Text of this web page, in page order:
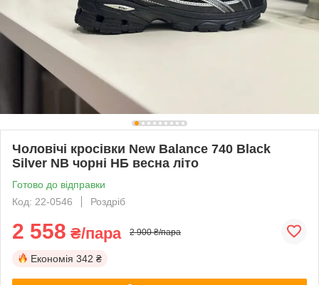
Чоловічі кросівки New Balance 740 Black
Silver NB чорні НБ весна літо
Готово до відправки
Код: 22-0546
Роздріб
2 558 ₴/пара 2 900 ₴/пара
Економія 342 ₴